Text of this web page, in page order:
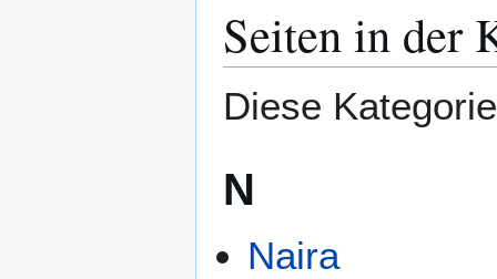
Seiten in der
Diese
N
Naira